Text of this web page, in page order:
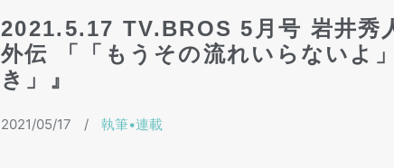
2021.5.17 TV.BROS 5⽉号 岩井秀
外伝 「「もうその流れいらないよ
き」』
2021/05/17 / 執筆•連載